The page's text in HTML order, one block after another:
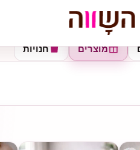
חנויות מוצרים